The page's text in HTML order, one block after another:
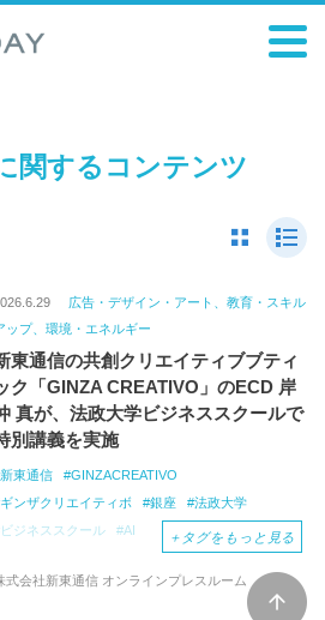
関するコンテンツ
広告・デザイン・アート、教育・スキル
ップ、環境・エネルギー
東通信の共創クリエイティブブティ
ク「GINZA CREATIVO」のECD 岸
真が、法政大学ビジネススクールで
別講義を実施
新東通信
GINZACREATIVO
ギンザクリエイティボ
銀座
法政大学
ビジネススクール
AI
＋ タグをもっと見る
式会社新東通信 オンラインプレスルーム